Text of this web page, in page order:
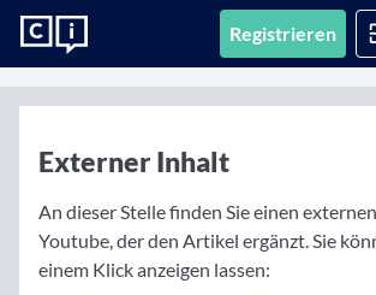
Alle Inhalte
Fonds
1. Fonds finden
Firmenprofile
Registrieren
Registrieren
Externer Inhalt
An dieser Stelle finden Sie einen
Youtube, der den Artikel ergänzt. Sie
einem Klick anzeigen lassen: